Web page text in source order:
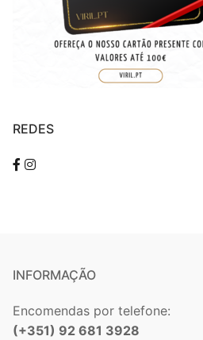
REDES
INFORMAÇÃO
Encomendas por telefone:
(+351) 92 681 3928